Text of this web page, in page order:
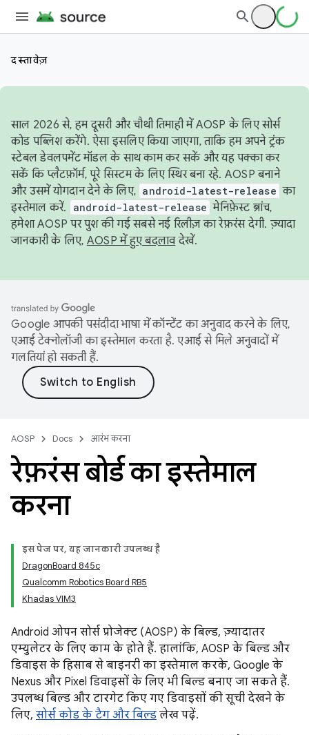
दस्तावेज़
साल 2026 से, हम दूसरी और चौथी तिमाही में AOSP के लिए सोर्स
कोड पब्लिश करेंगे. ऐसा इसलिए किया जाएगा, ताकि हम अपने ट्रंक
स्टेबल डेवलपमेंट मॉडल के साथ काम कर सकें और यह पक्का कर
सकें कि प्लैटफ़ॉर्म, पूरे सिस्टम के लिए स्थिर बना रहे. AOSP बनाने
और उसमें योगदान देने के लिए, android-latest-release का
इस्तेमाल करें.
android-latest-release मेनिफ़ेस्ट ब्रांच,
हमेशा AOSP पर पुश की गई सबसे नई रिलीज़ का रेफ़रंस देगी. ज़्यादा
जानकारी के लिए, AOSP में हुए बदलावदेखें.
Google आपकी पसंदीदा भाषा में कॉन्टेंट का अनुवाद करने के लिए,
एआई टेक्नोलॉजी का इस्तेमाल करता है. एआई से मिले अनुवादों में
गलतियां हो सकती हैं.
AOSP Docs आरंभ करना
रेफ़रंस बोर्ड का इस्तेमाल
करना
इस पेज पर, यह जानकारी उपलब्ध है
DragonBoard 845c
Qualcomm Robotics Board RB5
Khadas VIM3
Android ओपन सोर्स प्रोजेक्ट (AOSP) के बिल्ड, ज़्यादातर
एम्युलेटर के लिए काम के होते हैं. हालांकि, AOSP के बिल्ड और
डिवाइस के हिसाब से बाइनरी का इस्तेमाल करके, Google के
Nexus और Pixel डिवाइसों के लिए भी बिल्ड बनाए जा सकते हैं.
उपलब्ध बिल्ड और टारगेट किए गए डिवाइसों की सूची देखने के
लिए, सोर्स कोड के टैग और बिल्ड लेख पढ़ें.